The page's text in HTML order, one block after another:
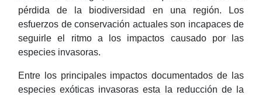
pérdida de la biodiversidad en una región. Los
esfuerzos de conservación actuales son incapaces de
seguirle el ritmo a los impactos causado por las
especies invasoras.
Entre los principales impactos documentados de las
especies exóticas invasoras esta la reducción de la